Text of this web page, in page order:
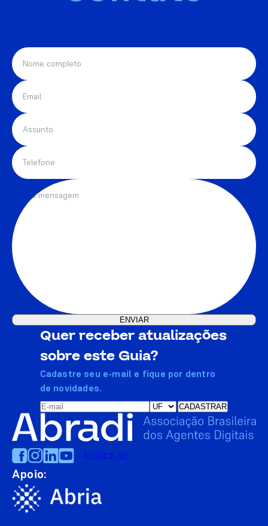
Quer receber atualizações
sobre este Guia?
Cadastre seu e-mail e fique por dentro
de novidades.
ASSOCIE-SE
Apoio: